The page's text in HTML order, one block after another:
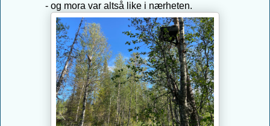
- og mora var altså like i nærheten.